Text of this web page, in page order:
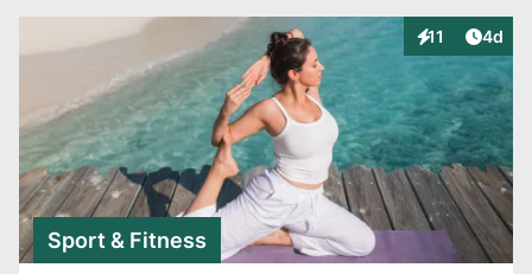
11
Interaktionen
4d
Sport & Fitness